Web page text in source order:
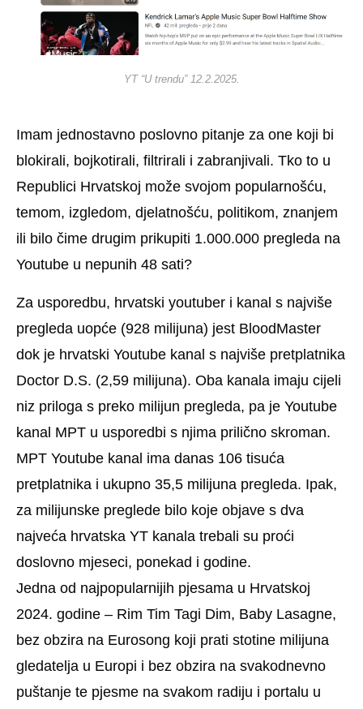
YT “U trendu” 12.2.2025.
Imam jednostavno poslovno pitanje za one koji bi
blokirali, bojkotirali, filtrirali i zabranjivali. Tko to u
Republici Hrvatskoj može svojom popularnošću,
temom, izgledom, djelatnošću, politikom, znanjem
ili bilo čime drugim prikupiti 1.000.000 pregleda na
Youtube u nepunih 48 sati?
Za usporedbu, hrvatski youtuber i kanal s najviše
pregleda uopće (928 milijuna) jest BloodMaster
dok je hrvatski Youtube kanal s najviše pretplatnika
Doctor D.S. (2,59 milijuna). Oba kanala imaju cijeli
niz priloga s preko milijun pregleda, pa je Youtube
kanal MPT u usporedbi s njima prilično skroman.
MPT Youtube kanal ima danas 106 tisuća
pretplatnika i ukupno 35,5 milijuna pregleda. Ipak,
za milijunske preglede bilo koje objave s dva
najveća hrvatska YT kanala trebali su proći
doslovno mjeseci, ponekad i godine.
Jedna od najpopularnijih pjesama u Hrvatskoj
2024. godine – Rim Tim Tagi Dim, Baby Lasagne,
bez obzira na Eurosong koji prati stotine milijuna
gledatelja u Europi i bez obzira na svakodnevno
puštanje te pjesme na svakom radiju i portalu u